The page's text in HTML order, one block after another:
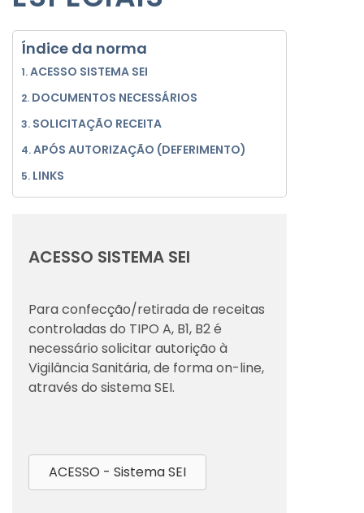
Índice da norma
ACESSO SISTEMA SEI
DOCUMENTOS NECESSÁRIOS
SOLICITAÇÃO RECEITA
APÓS AUTORIZAÇÃO (DEFERIMENTO)
LINKS
ACESSO SISTEMA SEI
Para confecção/retirada de receitas
controladas do TIPO A, B1, B2 é
necessário solicitar autorição à
Vigilância Sanitária, de forma on-line,
através do sistema SEI.
ACESSO - Sistema SEI